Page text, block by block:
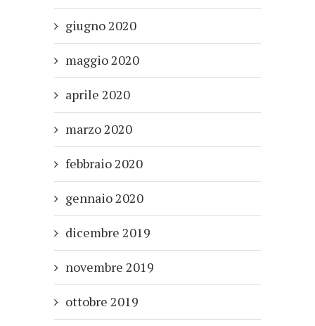
giugno 2020
maggio 2020
aprile 2020
marzo 2020
febbraio 2020
gennaio 2020
dicembre 2019
novembre 2019
ottobre 2019